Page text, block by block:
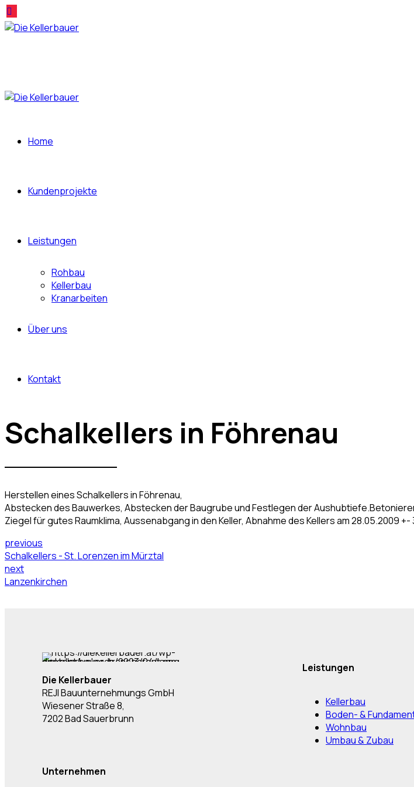
Home
Kundenprojekte
Leistungen
Rohbau
Kellerbau
Kranarbeiten
Über uns
Kontakt
Schalkellers in Föhrenau
Herstellen eines Schalkellers in Föhrenau,
Abstecken des Bauwerkes, Abstecken der Baugrube und Festlegen der
Ziegel für gutes Raumklima, Aussenabgang in den Keller, Abnahme des Kellers am 28.05.2009
previous
Schalkellers - St. Lorenzen im Mürztal
next
Lanzenkirchen
Die Kellerbauer
REJI Bauunternehmungs GmbH
Wiesener Straße 8,
7202 Bad Sauerbrunn
Leistungen
Kellerbau
Boden- &
Wohnbau
Umbau & Zubau
Unternehmen